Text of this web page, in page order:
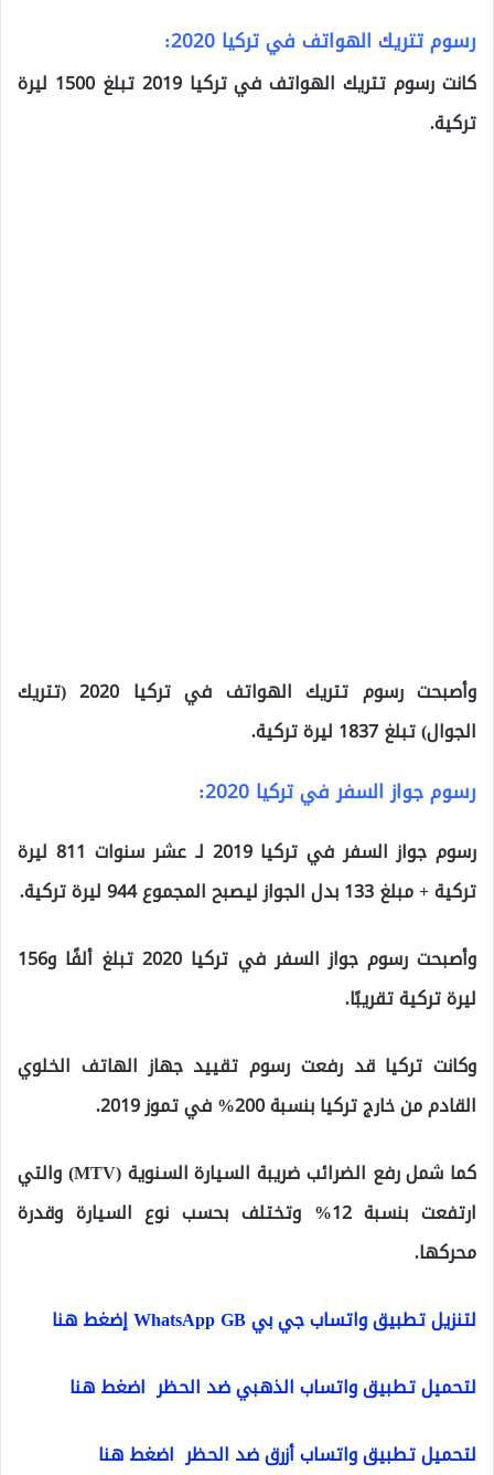
رسوم تتريك الهواتف في تركيا 2020:
كانت رسوم تتريك الهواتف في تركيا 2019 تبلغ 1500 ليرة
تركية.
وأصبحت رسوم تتريك الهواتف في تركيا 2020 (تتريك
الجوال) تبلغ 1837 ليرة تركية.
رسوم جواز السفر في تركيا 2020:
رسوم جواز السفر في تركيا 2019 لـ عشر سنوات 811 ليرة
تركية + مبلغ 133 بدل الجواز ليصبح المجموع 944 ليرة تركية.
وأصبحت رسوم جواز السفر في تركيا 2020 تبلغ ألفًا و156
ليرة تركية تقريبًا.
وكانت تركيا قد رفعت رسوم تقييد جهاز الهاتف الخلوي
القادم من خارج تركيا بنسبة 200% في تموز 2019.
كما شمل رفع الضرائب ضريبة السيارة السنوية (MTV) والتي
ارتفعت بنسبة 12% وتختلف بحسب نوع السيارة وقدرة
محركها.
لتنزيل تطبيق واتساب جي بي WhatsApp GB إضغط هنا
لتحميل تطبيق واتساب الذهبي ضد الحظر اضغط هنا
لتحميل تطبيق واتساب أزرق ضد الحظر اضغط هنا